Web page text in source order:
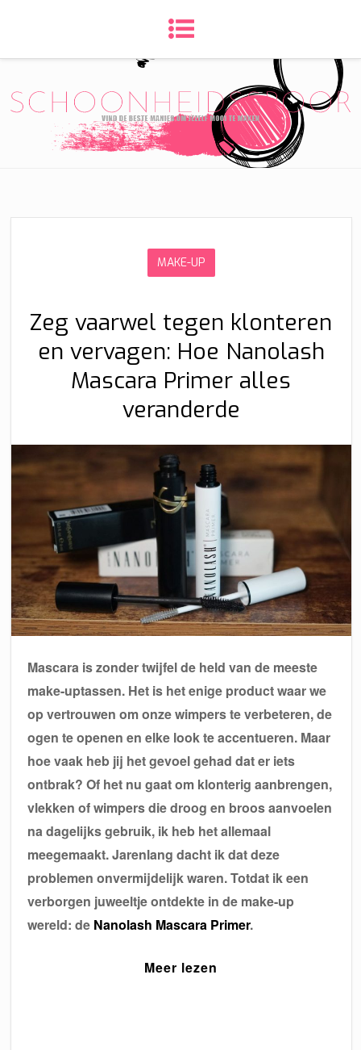
MAKE-UP
Zeg vaarwel tegen klonteren
en vervagen: Hoe Nanolash
Mascara Primer alles
veranderde
Mascara is zonder twijfel de held van de meeste
make-uptassen. Het is het enige product waar we
op vertrouwen om onze wimpers te verbeteren, de
ogen te openen en elke look te accentueren. Maar
hoe vaak heb jij het gevoel gehad dat er iets
ontbrak? Of het nu gaat om klonterig aanbrengen,
vlekken of wimpers die droog en broos aanvoelen
na dagelijks gebruik, ik heb het allemaal
meegemaakt. Jarenlang dacht ik dat deze
problemen onvermijdelijk waren. Totdat ik een
verborgen juweeltje ontdekte in de make-up
wereld: de Nanolash Mascara Primer.
Meer lezen